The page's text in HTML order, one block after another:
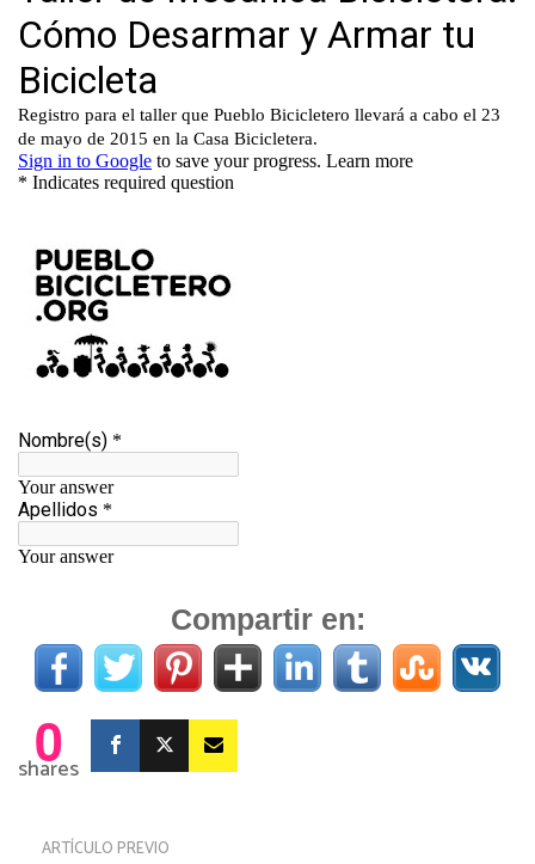
Compartir en:
0
shares
ARTÍCULO PREVIO